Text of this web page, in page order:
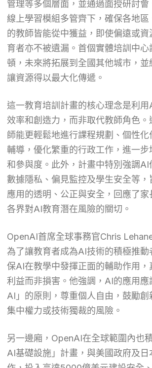
管理等多個層面，並通過面授研討會
線上學習模組多管齊下，確保各地區
的教師皆能從中獲益，即使偏遠或
育者亦不被遺漏。首個實體培訓中心
頓，未來將拓展到全國其他城市，並
讓資源得以最大化傳遞。
這一教育培訓計畫的核心理念是利
效率和創造力，而非取代教師角色
師能更輕鬆地進行課程規劃、個性化
輔導，優化繁重的行政工作，進一步
和參與度。此外，計畫中特別強調AI
數據隱私、偏見監控及學生安全等
應用的透明、公正與安全，回應了家
各界對AI教育潛在風險的關切。
OpenAI首席全球事務官Chris
為了讓教育者成為AI技術的積極推動
保AI在教學中發揮正面的輔助作用，
利益而非損害。他強調，AI的應用應
AI」的原則，尊重個人自由，鼓勵創
集中權力或技術獨裁的風險。
另一邊廂，OpenAI在全球範圍內也
AI基礎設施」計畫，與美國政府及日